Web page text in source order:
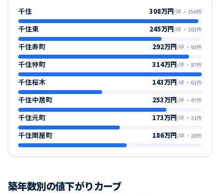
千住 308万円/坪 ・ 156件
千住東 245万円/坪 ・ 103件
千住寿町 292万円/坪 ・ 93件
千住仲町 314万円/坪 ・ 87件
千住桜木 143万円/坪 ・ 61件
千住中居町 253万円/坪 ・ 47件
千住元町 173万円/坪 ・ 31件
千住関屋町 186万円/坪 ・ 28件
築年数別の値下がりカーブ